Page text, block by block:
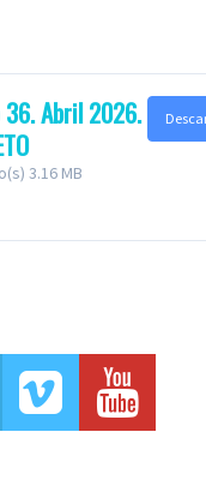
36. Abril 2026.
3.16 MB